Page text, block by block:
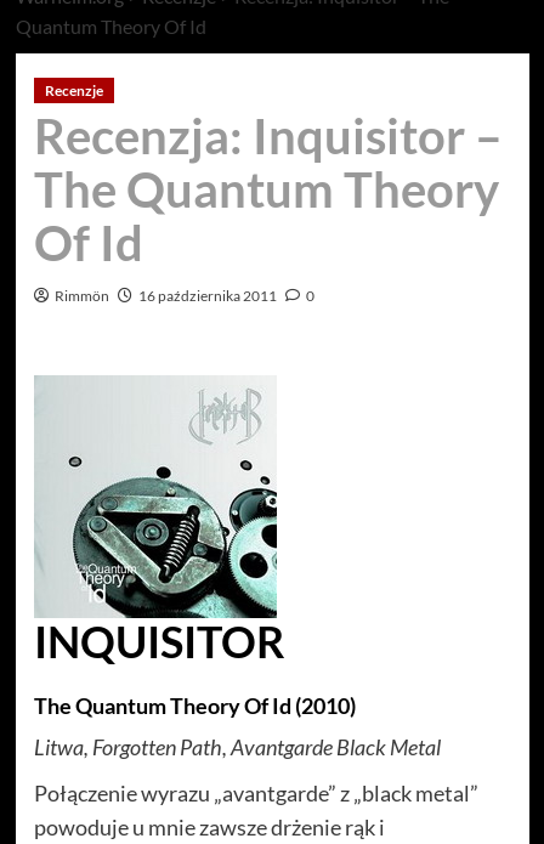
Quantum Theory Of Id
Recenzje
Recenzja: Inquisitor –
The Quantum Theory
Of Id
Rimmön 16 października 2011 0
INQUISITOR
The Quantum Theory Of Id (2010)
Litwa, Forgotten Path, Avantgarde Black Metal
Połączenie wyrazu „avantgarde” z „black metal”
powoduje u mnie zawsze drżenie rąk i